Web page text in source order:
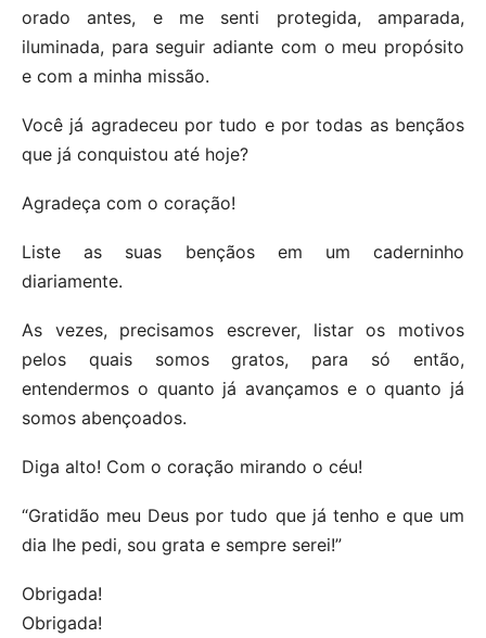
orado antes, e me senti protegida, amparada,
iluminada, para seguir adiante com o meu propósito
e com a minha missão.
Você já agradeceu por tudo e por todas as bençãos
que já conquistou até hoje?
Agradeça com o coração!
Liste as suas bençãos em um caderninho
diariamente.
As vezes, precisamos escrever, listar os motivos
pelos quais somos gratos, para só então,
entendermos o quanto já avançamos e o quanto já
somos abençoados.
Diga alto! Com o coração mirando o céu!
“Gratidão meu Deus por tudo que já tenho e que um
dia lhe pedi, sou grata e sempre serei!”
Obrigada!
Obrigada!